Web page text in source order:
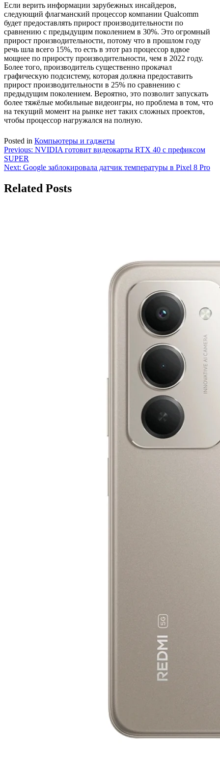
Если верить информации зарубежных инсайдеров,
следующий флагманский процессор компании Qualcomm
будет предоставлять прирост производительности по
сравнению с предыдущим поколением в 30%. Это огромный
прирост производительности, потому что в прошлом году
речь шла всего 15%, то есть в этот раз процессор вдвое
мощнее по приросту производительности, чем в 2022 году.
Более того, производитель существенно прокачал
графическую подсистему, которая должна предоставить
прирост производительности в 25% по сравнению с
предыдущим поколением. Вероятно, это позволит запускать
более тяжёлые мобильные видеоигры, но проблема в том, что
на текущий момент на рынке нет таких сложных проектов,
чтобы процессор нагружался на полную.
Posted in Компьютеры и гаджеты
Навигация
по
Previous: NVIDIA готовит видеокарты RTX 40 с префиксом
SUPER
Next: Google заблокировала датчик температуры в Pixel 8 Pro
Related Posts